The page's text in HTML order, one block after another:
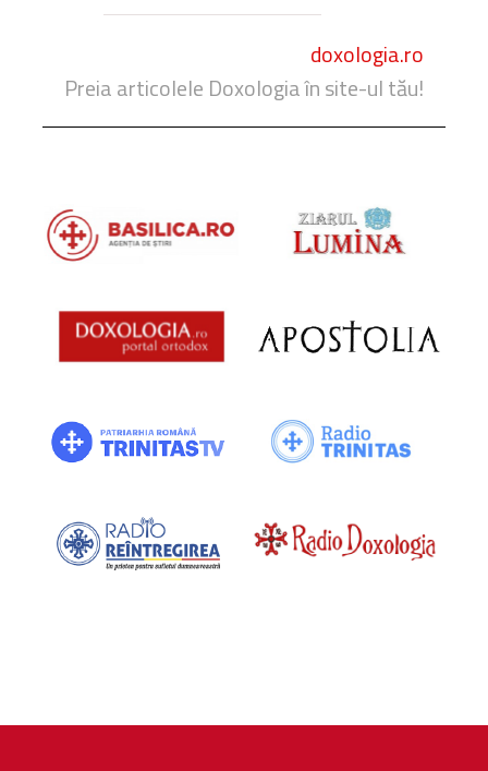
doxologia.ro
Preia articolele Doxologia în site-ul tău!